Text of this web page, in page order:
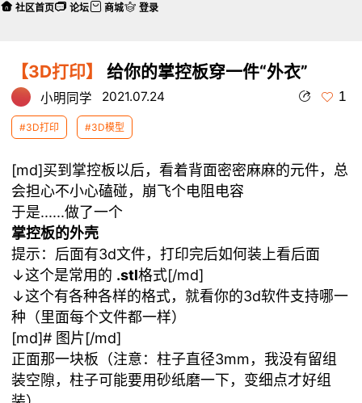
【3D打印】 给你的掌控板穿一件“外衣”
小明同学 2021.07.24 1
#3D打印 #3D模型
[md]买到掌控板以后，看着背面密密麻麻的元件，总
会担心不小心磕碰，崩飞个电阻电容
于是......做了一个
掌控板的外壳
提示：后面有3d文件，打印完后如何装上看后面
↓这个是常用的 .stl格式[/md]
↓这个有各种各样的格式，就看你的3d软件支持哪一
种（里面每个文件都一样）
[md]# 图片[/md]
正面那一块板（注意：柱子直径3mm，我没有留组
装空隙，柱子可能要用砂纸磨一下，变细点才好组
社区首页 论坛 商城 登录